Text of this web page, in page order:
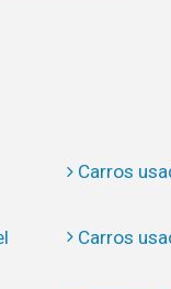
Carros
Carros